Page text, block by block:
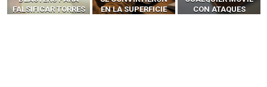
EN LA SUPERFICIE
CON ATAQUES
‘HACKEAR’ — EL